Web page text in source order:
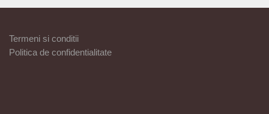
Termeni si conditii
Politica de confidentialitate